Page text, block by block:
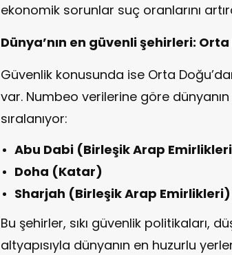
ekonomik sorunlar suç oranlarını
Dünya’nın en güvenli şehirleri:
Güvenlik konusunda ise Orta
var. Numbeo verilerine göre
sıralanıyor:
Abu Dabi (Birleşik Arap
Doha (Katar)
Sharjah (Birleşik Arap Emirlikleri)
Bu şehirler, sıkı güvenlik politikaları,
altyapısıyla dünyanın en huzurlu